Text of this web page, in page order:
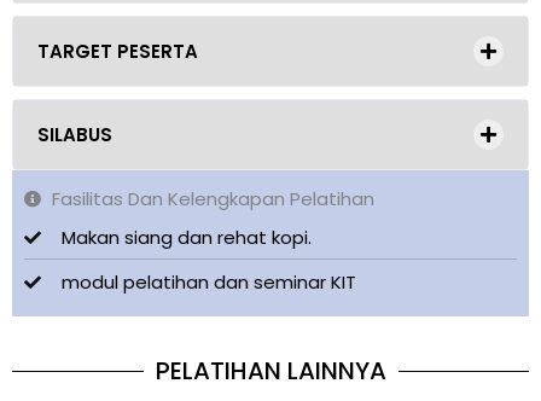
TARGET PESERTA
SILABUS
Fasilitas Dan Kelengkapan Pelatihan
Makan siang dan rehat kopi.
modul pelatihan dan seminar KIT
PELATIHAN LAINNYA